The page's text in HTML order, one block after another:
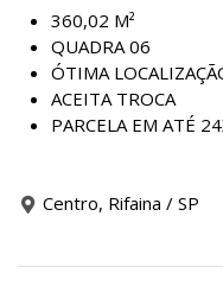
360,02 M²
QUADRA 06
ÓTIMA
ACEITA TROCA
PARCELA EM ATÉ
Centro, Rifaina / SP